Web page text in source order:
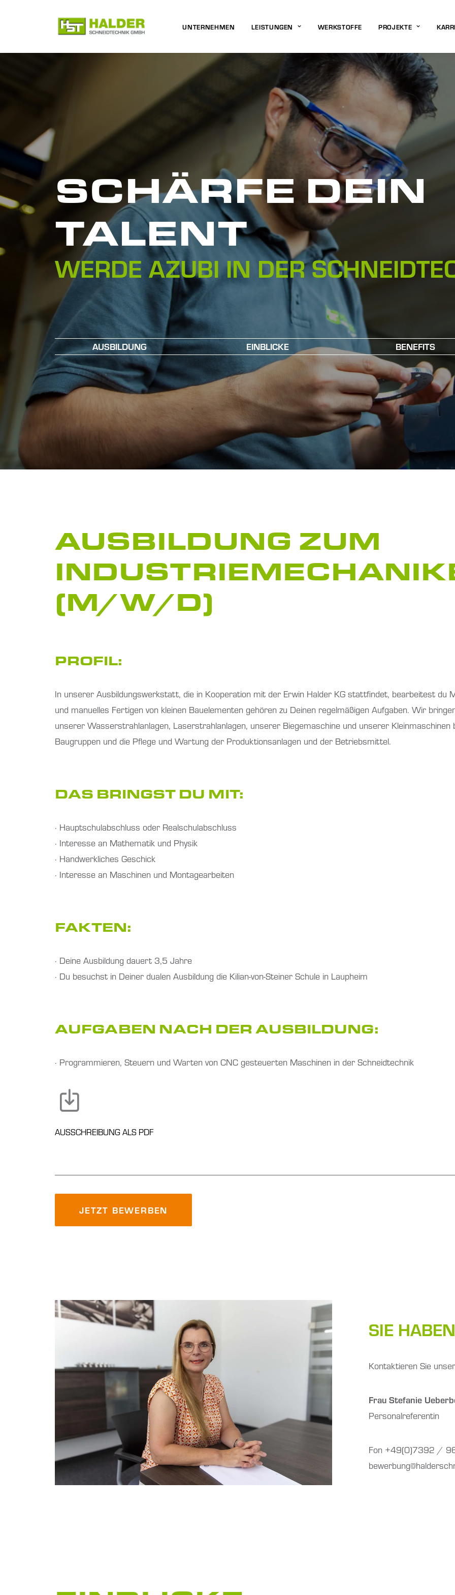
UNTERNEHMEN LEISTUNGEN WERKSTOFFE PROJEKTE
SCHÄRFE DEIN
TALENT
WERDE AZUBI IN DER
AUSBILDUNG EINBLICKE BENEFITS
AUSBILDUNG ZUM
(M/W/D)
PROFIL:
In unserer Ausbildungswerkstatt, die in Kooperation mit der Erwin Halder KG stattfindet, bearbeitest du
und manuelles Fertigen von kleinen Bauelementen gehören zu Deinen regelmäßigen Aufgaben. Wir
unserer Wasserstrahlanlagen, Laserstrahlanlagen, unserer Biegemaschine und unserer
Baugruppen und die Pflege und Wartung der Produktionsanlagen und der Betriebsmittel.
DAS BRINGST DU MIT:
· Hauptschulabschluss oder Realschulabschluss
· Interesse an Mathematik und Physik
· Handwerkliches Geschick
· Interesse an Maschinen und Montagearbeiten
FAKTEN:
· Deine Ausbildung dauert 3,5 Jahre
· Du besuchst in Deiner dualen Ausbildung die Kilian-von-Steiner Schule in Laupheim
AUFGABEN NACH DER AUSBILDUNG:
· Programmieren, Steuern und Warten von CNC gesteuerten Maschinen in der Schneidtechnik
AUSSCHREIBUNG ALS PDF
JETZT BEWERBEN
SIE
Kontaktieren Sie
Frau Stefanie
Personalreferentin
Fon +49(0)7392 /